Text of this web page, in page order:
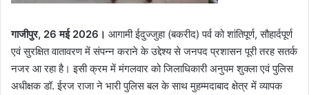
गाजीपुर, 26 मई 2026। आगामी ईदुज्जुहा (बकरीद) पर्व को शांतिपूर्ण, सौहार्दपूर्ण
एवं सुरक्षित वातावरण में संपन्न कराने के उद्देश्य से जनपद प्रशासन पूरी तरह सतर्क
नजर आ रहा है। इसी क्रम में मंगलवार को जिलाधिकारी अनुपम शुक्ला एवं पुलिस
अधीक्षक डॉ. ईरज राजा ने भारी पुलिस बल के साथ मुहम्मदाबाद क्षेत्र में व्यापक